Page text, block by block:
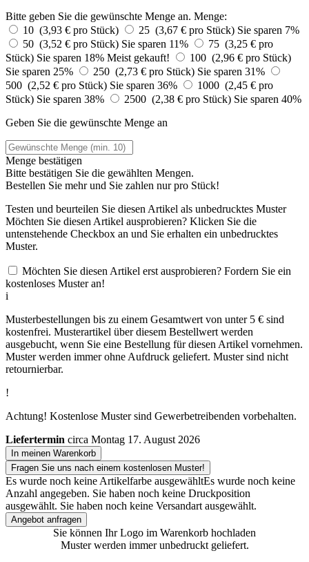
Bitte geben Sie die gewünschte Menge an. Menge:
10 (3,93 € pro Stück)
25 (3,67 € pro Stück) Sie sparen 7%
50 (3,52 € pro Stück) Sie sparen 11%
75 (3,25 € pro
Stück) Sie sparen 18% Meist gekauft!
100 (2,96 € pro Stück)
Sie sparen 25%
250 (2,73 € pro Stück) Sie sparen 31%
500 (2,52 € pro Stück) Sie sparen 36%
1000 (2,45 € pro
Stück) Sie sparen 38% 2500 (2,38 € pro Stück) Sie sparen 40%
Geben Sie die gewünschte Menge an
Menge bestätigen
Bitte bestätigen Sie die gewählten Mengen.
Bestellen Sie mehr und Sie zahlen nurpro Stück!
Testen und beurteilen Sie diesen Artikel als unbedrucktes Muster
Möchten Sie diesen Artikel ausprobieren? Klicken Sie die
untenstehende Checkbox an und Sie erhalten ein unbedrucktes
Muster.
Möchten Sie diesen Artikel erst ausprobieren? Fordern Sie ein
kostenloses Muster an!
i
Musterbestellungen bis zu einem Gesamtwert von unter 5 € sind
kostenfrei. Musterartikel über diesem Bestellwert werden
ausgebucht, wenn Sie eine Bestellung für diesen Artikel vornehmen.
Muster werden immer ohne Aufdruck geliefert. Muster sind nicht
retournierbar.
!
Achtung! Kostenlose Muster sind Gewerbetreibenden vorbehalten.
Liefertermin circa Montag 17. August 2026
In meinen Warenkorb
Fragen Sie uns nach einem kostenlosen Muster!
Es wurde noch keine Artikelfarbe ausgewähltEs wurde noch keine
Anzahl angegeben. Sie haben noch keine Druckposition
ausgewählt. Sie haben noch keine Versandart ausgewählt.
Angebot anfragen
Sie können Ihr Logo im Warenkorb hochladen
Muster werden immer unbedruckt geliefert.